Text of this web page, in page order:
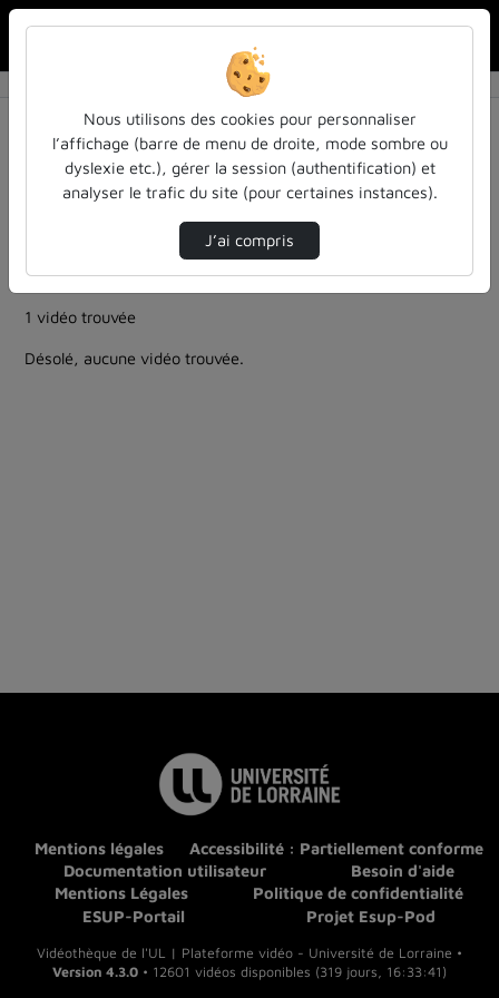
Résultats de la recherche
Filtres actifs (cliquer pour en retirer) :
education
entendu-des-confs-a-ecouter
ia-lintelligence-artificielle-approches-et-usages-a-
entendu-des-confs-a-ecouter
Allemand
1 vidéo trouvée
Désolé, aucune vidéo trouvée.
Mentions légales
Accessibilité : Partiellement conforme
Documentation utilisateur
Besoin d'aide
Mentions Légales
Politique de confidentialité
ESUP-Portail
Projet Esup-Pod
Vidéothèque de l'UL | Plateforme vidéo - Université de Lorraine •
Version 4.3.0 • 12601 vidéos disponibles (319 jours, 16:33:41)
Nous utilisons des cookies pour personnaliser
l’affichage (barre de menu de droite, mode sombre ou
dyslexie etc.), gérer la session (authentification) et
analyser le trafic du site (pour certaines instances).
J’ai compris